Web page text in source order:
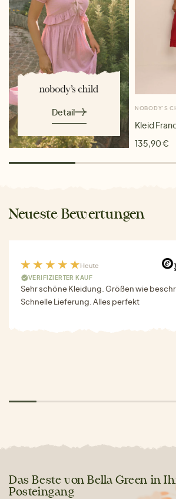
Detail NOBODY'S
Kleid
135,90 €
Neueste Bewertungen
Heute
VERIFIZIERTER KAUF
Sehr schöne Kleidung. Größen wie
Schnelle Lieferung. Alles perfekt
Das Beste von Bella Green in
Posteingang